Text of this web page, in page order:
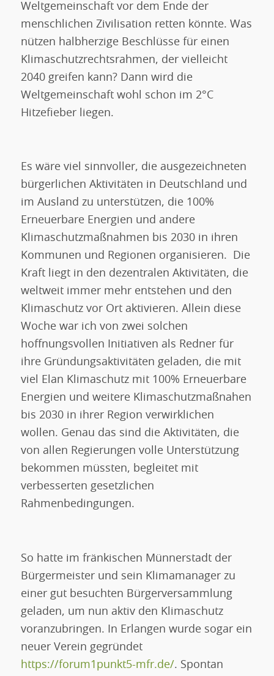
Weltgemeinschaft vor dem Ende der
menschlichen Zivilisation retten könnte. Was
nützen halbherzige Beschlüsse für einen
Klimaschutzrechtsrahmen, der vielleicht
2040 greifen kann? Dann wird die
Weltgemeinschaft wohl schon im 2°C
Hitzefieber liegen.
Es wäre viel sinnvoller, die ausgezeichneten
bürgerlichen Aktivitäten in Deutschland und
im Ausland zu unterstützen, die 100%
Erneuerbare Energien und andere
Klimaschutzmaßnahmen bis 2030 in ihren
Kommunen und Regionen organisieren. Die
Kraft liegt in den dezentralen Aktivitäten, die
weltweit immer mehr entstehen und den
Klimaschutz vor Ort aktivieren. Allein diese
Woche war ich von zwei solchen
hoffnungsvollen Initiativen als Redner für
ihre Gründungsaktivitäten geladen, die mit
viel Elan Klimaschutz mit 100% Erneuerbare
Energien und weitere Klimaschutzmaßnahen
bis 2030 in ihrer Region verwirklichen
wollen. Genau das sind die Aktivitäten, die
von allen Regierungen volle Unterstützung
bekommen müssten, begleitet mit
verbesserten gesetzlichen
Rahmenbedingungen.
So hatte im fränkischen Münnerstadt der
Bürgermeister und sein Klimamanager zu
einer gut besuchten Bürgerversammlung
geladen, um nun aktiv den Klimaschutz
voranzubringen. In Erlangen wurde sogar ein
neuer Verein gegründet
https://forum1punkt5-mfr.de/. Spontan